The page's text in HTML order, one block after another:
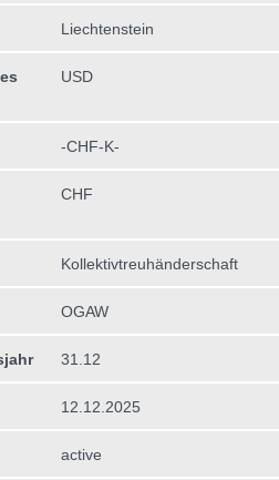
Liechtenstein
USD
-CHF-K-
CHF
Kollektivtreuhän­derschaft
OGAW
31.12
12.12.2025
active